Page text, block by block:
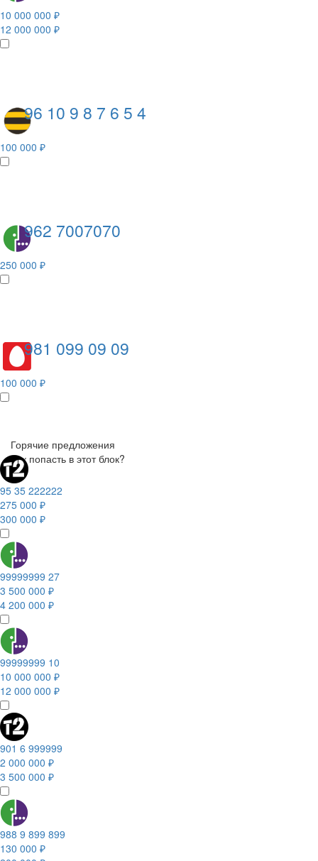
10 000 000 ₽
12 000 000 ₽
96 10 9 8 7 6 5 4
100 000 ₽
962 7007070
250 000 ₽
981 099 09 09
100 000 ₽
Горячие предложения
Как попасть в этот блок?
95 35 222222
275 000 ₽
300 000 ₽
99999999 27
3 500 000 ₽
4 200 000 ₽
99999999 10
10 000 000 ₽
12 000 000 ₽
901 6 999999
2 000 000 ₽
3 500 000 ₽
988 9 899 899
130 000 ₽